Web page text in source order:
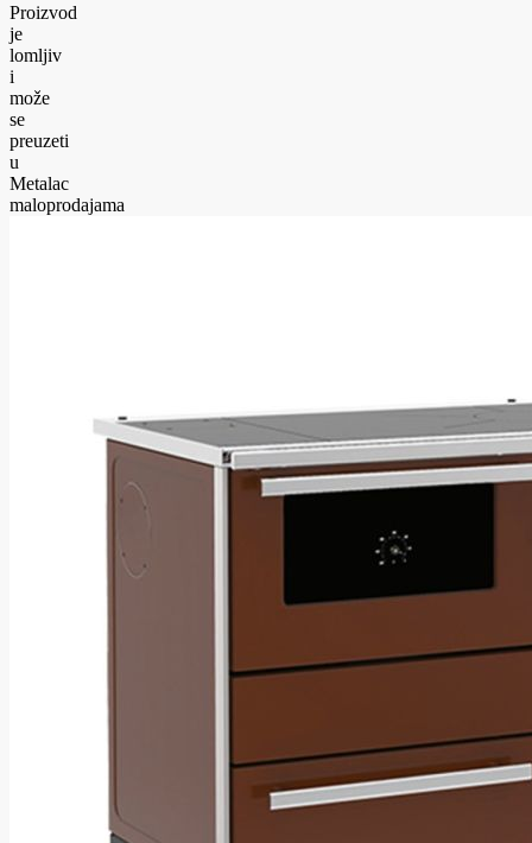
Proizvod
je
lomljiv
i
može
se
preuzeti
u
Metalac
maloprodajama